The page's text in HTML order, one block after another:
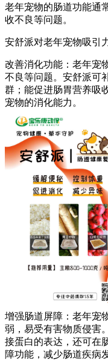
老年宠物的肠道功能通
收不良等问题。
安舒派对老年宠物吸引
改善消化功能 ：老年宠
不良等问题。安舒派可
群；能促进肠胃营养吸
宠物的消化能力。
增强肠道屏障 ：老年宠
弱，易受有害物质侵害
接蛋白的表达，还可在
障功能，减少肠道疾病